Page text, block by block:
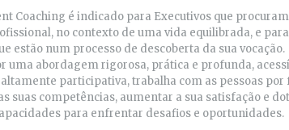
Coaching é indicado para Executivos que
no contexto de uma vida equilibrada, e para
estão num processo de descoberta da sua vocação.
uma abordagem rigorosa, prática e profunda,
participativa, trabalha com as pessoas por
suas competências, aumentar a sua satisfação e
para enfrentar desafios e oportunidades.